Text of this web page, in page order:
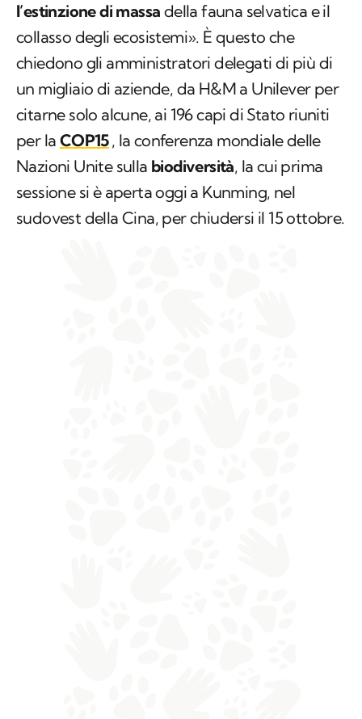
l’estinzione di massa della fauna selvatica e il
collasso degli ecosistemi». È questo che
chiedono gli amministratori delegati di più di
un migliaio di aziende, da H&M a Unilever per
citarne solo alcune, ai 196 capi di Stato riuniti
per la COP15, la conferenza mondiale delle
Nazioni Unite sulla biodiversità, la cui prima
sessione si è aperta oggi a Kunming, nel
sudovest della Cina, per chiudersi il 15 ottobre.